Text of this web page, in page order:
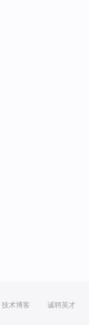
技术博客 诚聘英才